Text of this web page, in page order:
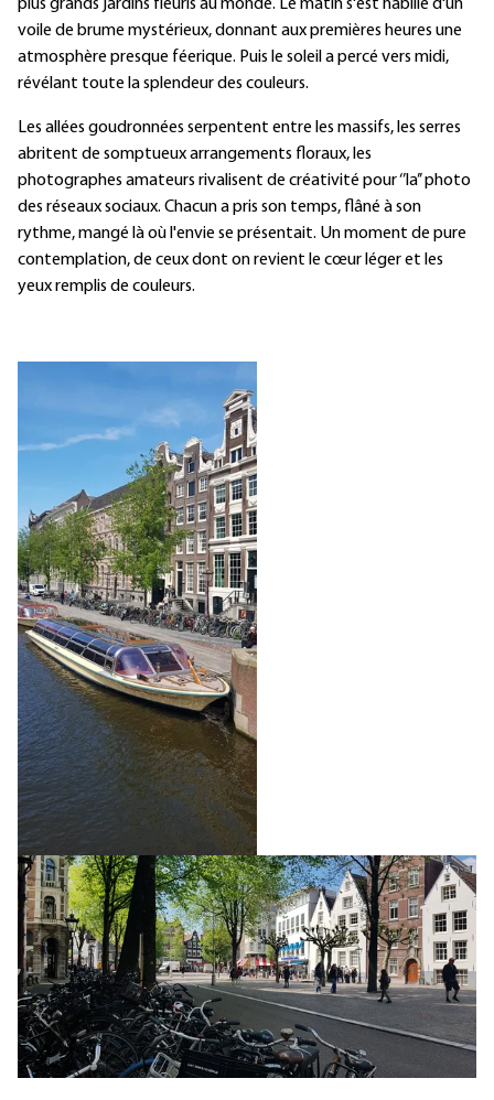
plus grands jardins fleuris au monde. Le matin s'est habillé d'un
voile de brume mystérieux, donnant aux premières heures une
atmosphère presque féerique. Puis le soleil a percé vers midi,
révélant toute la splendeur des couleurs.
Les allées goudronnées serpentent entre les massifs, les serres
abritent de somptueux arrangements floraux, les
photographes amateurs rivalisent de créativité pour ‘’la’’ photo
des réseaux sociaux. Chacun a pris son temps, flâné à son
rythme, mangé là où l'envie se présentait. Un moment de pure
contemplation, de ceux dont on revient le cœur léger et les
yeux remplis de couleurs.